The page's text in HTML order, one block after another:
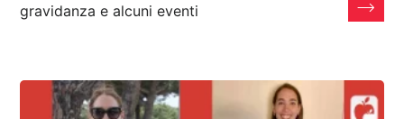
gravidanza e alcuni eventi